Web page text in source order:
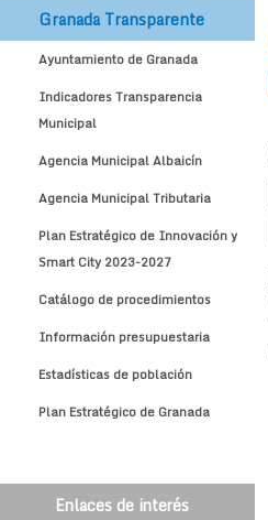
Granada Transparente
Ayuntamiento de Granada
Indicadores Transparencia
Municipal
Agencia Municipal Albaicín
Agencia Municipal Tributaria
Plan Estratégico de Innovación y
Smart City 2023-2027
Catálogo de procedimientos
Información presupuestaria
Estadísticas de población
Plan Estratégico de Granada
Enlaces de interés